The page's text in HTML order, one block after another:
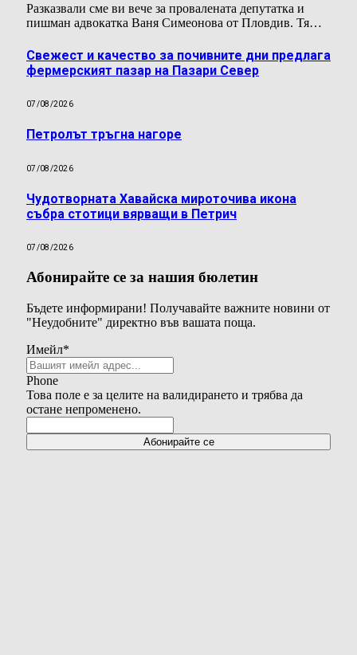
Разказвали сме ви вече за провалената депутатка и
пишман адвокатка Ваня Симеонова от Пловдив. Тя…
Свежест и качество за почивните дни предлага
фермерският пазар на Пазари Север
07/08/2026
Петролът тръгна нагоре
07/08/2026
Чудотворната Хавайска мироточива икона
събра стотици вярващи в Петрич
07/08/2026
Абонирайте се за нашия бюлетин
Бъдете информирани! Получавайте важните новини от
"Неудобните" директно във вашата поща.
Имейл*
Phone
Това поле е за целите на валидирането и трябва да
остане непроменено.